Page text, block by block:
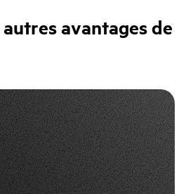
avantages de